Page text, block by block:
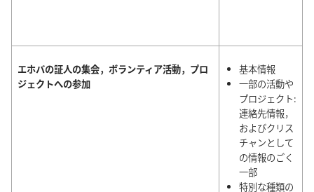
エホバの証人の集会，ボランティア活動，プロ
ジェクトへの参加
基本情報
一部の活動や
プロジェクト:
連絡先情報，
およびクリス
チャンとして
の情報のごく
一部
特別な種類の